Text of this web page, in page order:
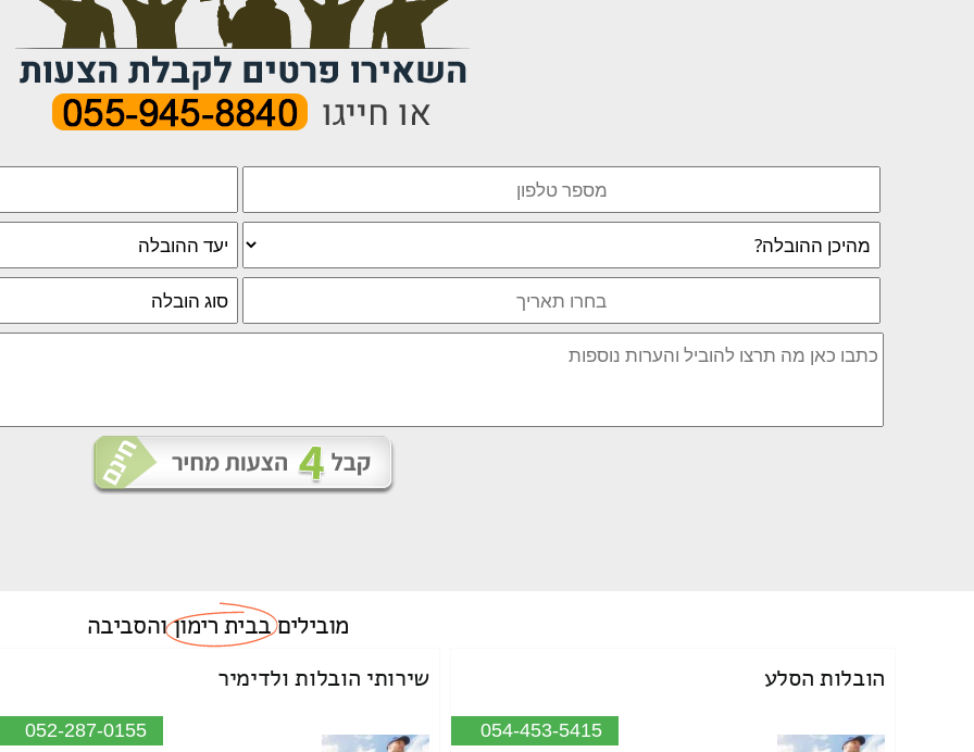
מוביליםבבית רימוןוהסביבה
הובלות הסלע
054-453-5415
שירותי הובלות ולדימיר
052-287-0155